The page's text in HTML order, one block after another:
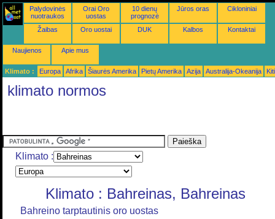
Palydovinės
nuotraukos
Orai Oro
uostas
10 dienų
prognozė
Jūros oras Cikloniniai
Žaibas Oro uostai DUK Kalbos Kontaktai
Naujienos Apie mus
Klimato : Europa Afrika Šiaurės Amerika Pietų Amerika Azija Australija-Okeanija Kiti
klimato normos
Klimato :
Klimato : Bahreinas, Bahreinas
Bahreino tarptautinis oro uostas